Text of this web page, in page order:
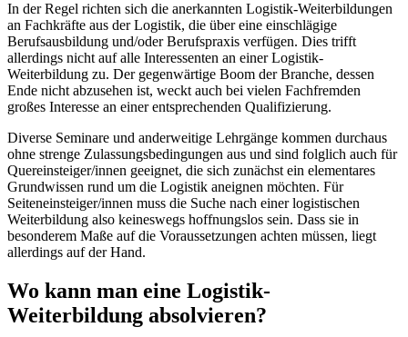
In der Regel richten sich die anerkannten Logistik-Weiterbildungen
an Fachkräfte aus der Logistik, die über eine einschlägige
Berufsausbildung und/oder Berufspraxis verfügen. Dies trifft
allerdings nicht auf alle Interessenten an einer Logistik-
Weiterbildung zu. Der gegenwärtige Boom der Branche, dessen
Ende nicht abzusehen ist, weckt auch bei vielen Fachfremden
großes Interesse an einer entsprechenden Qualifizierung.
Diverse Seminare und anderweitige Lehrgänge kommen durchaus
ohne strenge Zulassungsbedingungen aus und sind folglich auch für
Quereinsteiger/innen geeignet, die sich zunächst ein elementares
Grundwissen rund um die Logistik aneignen möchten. Für
Seiteneinsteiger/innen muss die Suche nach einer logistischen
Weiterbildung also keineswegs hoffnungslos sein. Dass sie in
besonderem Maße auf die Voraussetzungen achten müssen, liegt
allerdings auf der Hand.
Wo kann man eine Logistik-
Weiterbildung absolvieren?